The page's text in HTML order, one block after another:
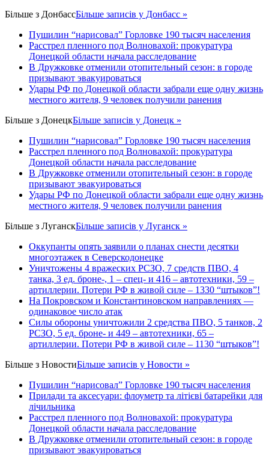
Більше з ДонбассБільше записів у Донбасс »
Пушилин “нарисовал” Горловке 190 тысяч населения
Расстрел пленного под Волновахой: прокуратура
Донецкой области начала расследование
В Дружковке отменили отопительный сезон: в городе
призывают эвакуироваться
Удары РФ по Донецкой области забрали еще одну жизнь
местного жителя, 9 человек получили ранения
Більше з ДонецкБільше записів у Донецк »
Пушилин “нарисовал” Горловке 190 тысяч населения
Расстрел пленного под Волновахой: прокуратура
Донецкой области начала расследование
В Дружковке отменили отопительный сезон: в городе
призывают эвакуироваться
Удары РФ по Донецкой области забрали еще одну жизнь
местного жителя, 9 человек получили ранения
Більше з ЛуганскБільше записів у Луганск »
Оккупанты опять заявили о планах снести десятки
многоэтажек в Северскодонецке
Уничтожены 4 вражеских РСЗО, 7 средств ПВО, 4
танка, 3 ед. броне-, 1 – спец- и 416 – автотехники, 59 –
артиллерии. Потери РФ в живой силе – 1330 “штыков”!
На Покровском и Константиновском направлениях —
одинаковое число атак
Силы обороны уничтожили 2 средства ПВО, 5 танков, 2
РСЗО, 5 ед. броне- и 449 – автотехники, 65 –
артиллерии. Потери РФ в живой силе – 1130 “штыков”!
Більше з НовостиБільше записів у Новости »
Пушилин “нарисовал” Горловке 190 тысяч населения
Прилади та аксесуари: флоуметр та літієві батарейки для
лічильника
Расстрел пленного под Волновахой: прокуратура
Донецкой области начала расследование
В Дружковке отменили отопительный сезон: в городе
призывают эвакуироваться